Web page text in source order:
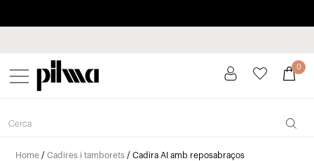
pilma 0
Home /Cadires i tamborets / Cadira AI amb reposabraços